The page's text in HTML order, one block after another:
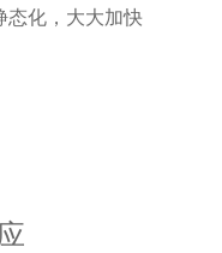
态化，大大加快